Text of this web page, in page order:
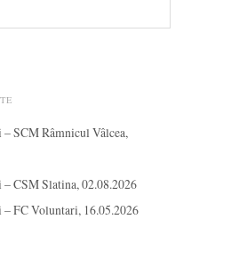
– SCM Râmnicul Vâlcea,
– CSM Slatina, 02.08.2026
– FC Voluntari, 16.05.2026